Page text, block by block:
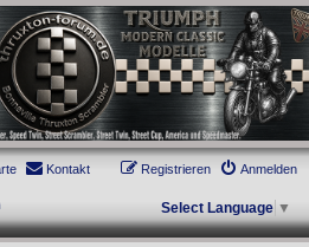
Modern Classic Modelle. Das Forum für
BJ 2001. Triumph Bonneville, Thruxton,
Scrambler, Street Twin, Street Cup, America
Kontakt Anmelden
Registrieren
Select Language ▼